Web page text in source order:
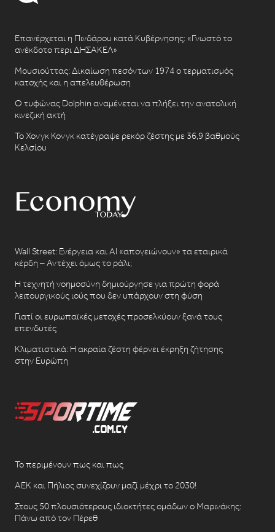
Επανέρχεται η Πινδάρου κατά Κυβέρνησης: «Γνωστό το
ανέκδοτο περι ΔΗΣΑΚΕΛ»
Μουσιούττας: Δικαίωση πεσόντων 1974 ο τερματισμός
κατοχής και η απελευθέρωση
Ο τυφώνας Dolphin αναμένεται να πλήξει την ανατολική
κινεζική ακτή
Το Χονγκ Κονγκ κατέγραψε ρεκόρ ζέστης με 36,9 βαθμούς
Κελσίου
Wall Street: Ενέργεια και AI «απογειώνουν» τα εταιρικά
κέρδη – Αντέχει όμως το ράλι;
Η τεχνητή νοημοσύνη δημιούργησε για πρώτη φορά
λειτουργικούς ιούς που δεν υπάρχουν στη φύση
Γιατί οι ευρωπαϊκές μετοχές προσελκύουν ξανά τους
επενδυτές
Κλιματιστικά: Η ακραία ζέστη φέρνει έκρηξη ζήτησης
στην Ευρώπη
Το περιμένουν πως και πως
ΑΕΚ και Πήλιος συνεχίζουν μαζί μέχρι το 2030!
Στους 50 πλουσιότερους ιδιοκτήτες ομάδων ο Μαρινάκης:
Πάνω από τον Πέρεθ